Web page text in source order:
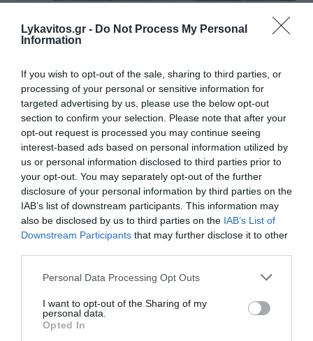
Lykavitos.gr - Do Not Process My Personal
Information
If you wish to opt-out of the sale, sharing to third parties, or
processing of your personal or sensitive information for
targeted advertising by us, please use the below opt-out
section to confirm your selection. Please note that after your
opt-out request is processed you may continue seeing
interest-based ads based on personal information utilized by
us or personal information disclosed to third parties prior to
your opt-out. You may separately opt-out of the further
disclosure of your personal information by third parties on the
IAB’s list of downstream participants. This information may
also be disclosed by us to third parties on the IAB’s List of
Downstream Participants that may further disclose it to other
Please note that this website/app uses one or more Google
not limited to your visit or usage behaviour. You may click to
grant or deny consent to Google and its third-party tags to
use your data for below specified purposes in below Google
Personal Data Processing Opt Outs
I want to opt-out of the Sharing of my
personal data.
Opted In
Συρία: Πώς ένα ξεχασμένο
σημειωματάριο οδήγησε στα
ίχνη αρχικατασκόπου του Άσαντ
Ένα σημειωματάριο, ξεχασμένο μέσα στο διαμέρισμα
ενός από τους πλέον διαβόητους αξιωματούχους
του καθεστώτος του Μπασάρ αλ Άσαντ στη
Δαμασκό, αποτέλεσε την αφετηρία έρευνας του BBC
που οδήγησε τελικά στη Μόσχα ...
22:50 | 08 Αυγούστου 2026 Πλανήτης